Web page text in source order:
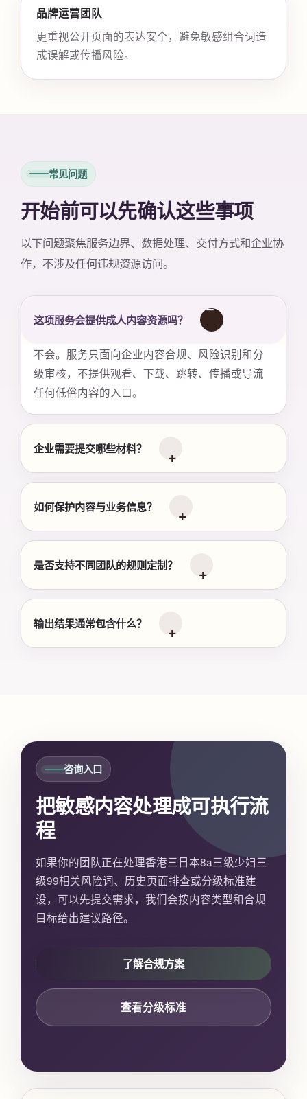
品牌运营团队
更重视公开页面的表达安全，避免敏感组合词造
成误解或传播风险。
常见问题
开始前可以先确认这些事项
以下问题聚焦服务边界、数据处理、交付方式和企业协
作，不涉及任何违规资源访问。
这项服务会提供成人内容资源吗？
不会。服务只面向企业内容合规、风险识别和分
级审核，不提供观看、下载、跳转、传播或导流
任何低俗内容的入口。
企业需要提交哪些材料？
如何保护内容与业务信息？
是否支持不同团队的规则定制？
输出结果通常包含什么？
咨询入口
把敏感内容处理成可执行流
程
如果你的团队正在处理香港三日本8a三级少妇三
级99相关风险词、历史页面排查或分级标准建
设，可以先提交需求，我们会按内容类型和合规
目标给出建议路径。
了解合规方案
查看分级标准